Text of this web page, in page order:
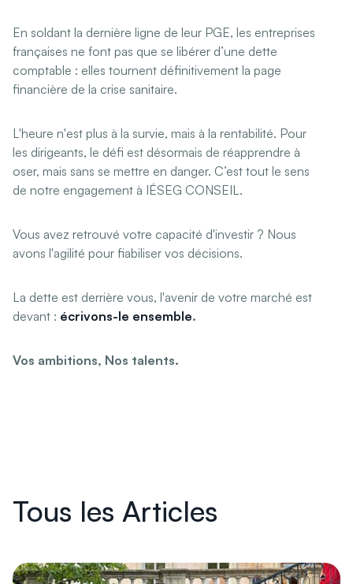
En soldant la dernière ligne de leur PGE, les entreprises
françaises ne font pas que se libérer d’une dette
comptable : elles tournent définitivement la page
financière de la crise sanitaire.
L'heure n'est plus à la survie, mais à la rentabilité. Pour
les dirigeants, le défi est désormais de réapprendre à
oser, mais sans se mettre en danger. C’est tout le sens
de notre engagement à IÉSEG CONSEIL.
Vous avez retrouvé votre capacité d'investir ? Nous
avons l'agilité pour fiabiliser vos décisions.
La dette est derrière vous, l'avenir de votre marché est
devant : écrivons-le ensemble.
Vos ambitions, Nos talents.
Tous les Articles